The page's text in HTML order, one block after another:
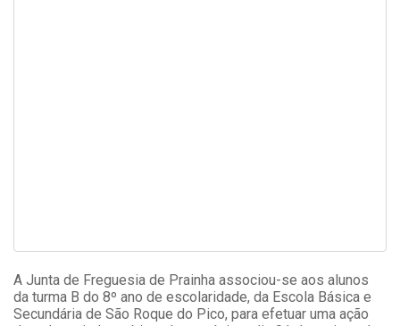
A Junta de Freguesia de Prainha associou-se aos alunos
da turma B do 8º ano de escolaridade, da Escola Básica e
Secundária de São Roque do Pico, para efetuar uma ação